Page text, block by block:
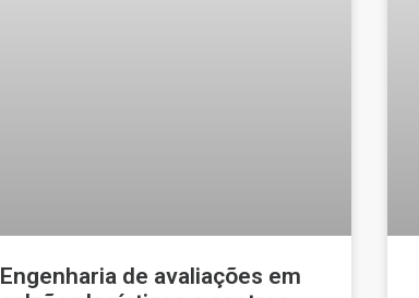
Engenharia de avaliações em